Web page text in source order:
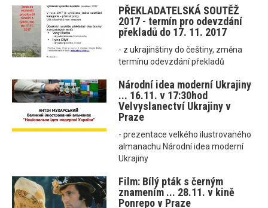
PŘEKLADATELSKÁ SOUTĚŽ
2017 - termín pro odevzdání
překladů do 17. 11. 2017
- z ukrajinštiny do češtiny, změna
termínu odevzdání překladů
Národní idea moderní Ukrajiny
... 16.11. v 17:30hod
Velvyslanectví Ukrajiny v
Praze
- prezentace velkého ilustrovaného
almanachu Národní idea moderní
Ukrajiny
Film: Bílý pták s černým
znamením ... 28.11. v kině
Ponrepo v Praze